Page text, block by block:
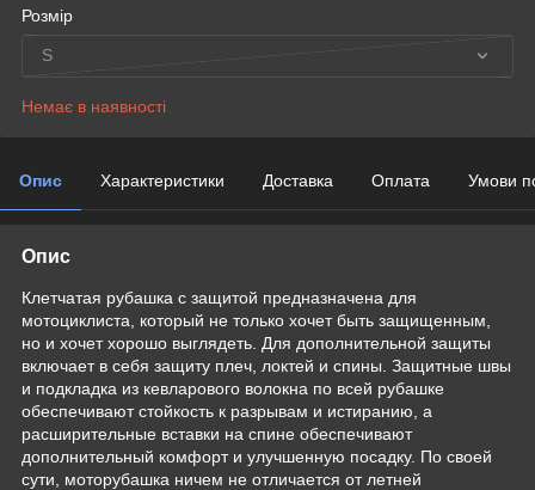
Розмір
S
Немає в наявності
Опис Характеристики Доставка Оплата Умови
Опис
Клетчатая рубашка с защитой предназначена для
мотоциклиста, который не только хочет быть защищенным,
но и хочет хорошо выглядеть. Для дополнительной защиты
включает в себя защиту плеч, локтей и спины. Защитные швы
и подкладка из кевларового волокна по всей рубашке
обеспечивают стойкость к разрывам и истиранию, а
расширительные вставки на спине обеспечивают
дополнительный комфорт и улучшенную посадку. По своей
сути, моторубашка ничем не отличается от летней